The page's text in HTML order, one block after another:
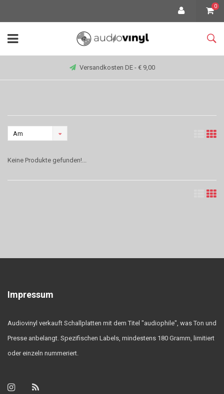
0
Versandkosten DE - € 9,00
Am
angesehen
Keine Produkte gefunden!...
Impressum
Audiovinyl verkauft Schallplatten mit dem Titel "audiophile", was Ton und
Presse anbelangt. Spezifischen Labels, mindestens 180 Gramm, limitiert
oder einzeln nummeriert.